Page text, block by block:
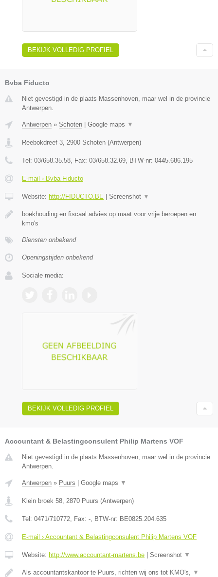
BEKIJK VOLLEDIG PROFIEL
Bvba Fiducto
Niet gevestigd in de plaats Massenhoven, maar wel in de provincie
Antwerpen.
Antwerpen » Schoten Google maps ▼
Reebokdreef 3, 2900 Schoten (Antwerpen)
Tel: 03/658.35.58, Fax: 03/658.32.69, BTW-nr: 0445.686.195
E-mail › Bvba Fiducto
Website: http://FIDUCTO.BE Screenshot ▼
boekhouding en fiscaal advies op maat voor vrije beroepen en
kmo's
Diensten onbekend
Openingstijden onbekend
Sociale media:
BEKIJK VOLLEDIG PROFIEL
Accountant & Belastingconsulent Philip Martens VOF
Niet gevestigd in de plaats Massenhoven, maar wel in de provincie
Antwerpen.
Antwerpen » Puurs Google maps ▼
Klein broek 58 2870 Puurs (Antwerpen)
Tel: 0471/710772 , Fax: - , BTW-nr: BE0825.204.635
E-mail › Accountant & Belastingconsulent Philip Martens VOF
Website: http://www.accountant-martens.be Screenshot ▼
Als accountantskantoor te Puurs, richten wij ons tot KMO's, ▼